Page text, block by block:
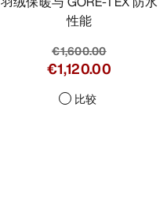
性能
€1,600.00
€1,120.00
比较